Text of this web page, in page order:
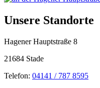
Unsere Standorte
Hagener Hauptstraße 8
21684 Stade
Telefon: 04141 / 787 8595